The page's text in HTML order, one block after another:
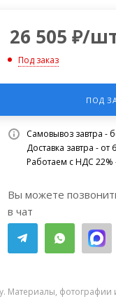
26 505 ₽/
Под заказ
ПОД
Самовывоз завтра -
Доставка завтра - от
Работаем с НДС 22%
Вы можете
в чат
Материалы, фотографии